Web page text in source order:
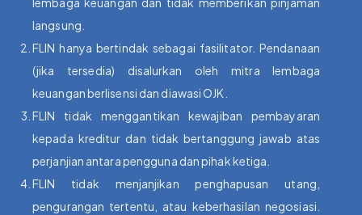
langsung.
FLIN hanya bertindak sebagai fasilitator. Pendanaan
(jika tersedia) disalurkan oleh mitra lembaga
keuangan berlisensi dan diawasi OJK.
FLIN tidak menggantikan kewajiban pembayaran
kepada kreditur dan tidak bertanggung jawab atas
perjanjian antara pengguna dan pihak ketiga.
FLIN tidak menjanjikan penghapusan utang,
pengurangan tertentu, atau keberhasilan negosiasi.